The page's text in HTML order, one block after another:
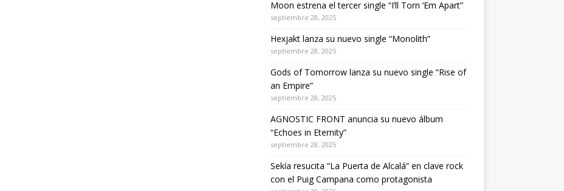
Moon estrena el tercer single “I’ll Torn ‘Em Apart”
septiembre 28, 2025
Hexjakt lanza su nuevo single “Monolith”
septiembre 28, 2025
Gods of Tomorrow lanza su nuevo single “Rise of
an Empire”
septiembre 28, 2025
AGNOSTIC FRONT anuncia su nuevo álbum
“Echoes in Eternity”
septiembre 28, 2025
Sekía resucita “La Puerta de Alcalá” en clave rock
con el Puig Campana como protagonista